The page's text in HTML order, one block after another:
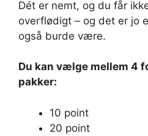
Dét er nemt, og du får
overflødigt – og det er jo
også burde være.
Du kan vælge mellem 4
pakker:
10 point
20 point